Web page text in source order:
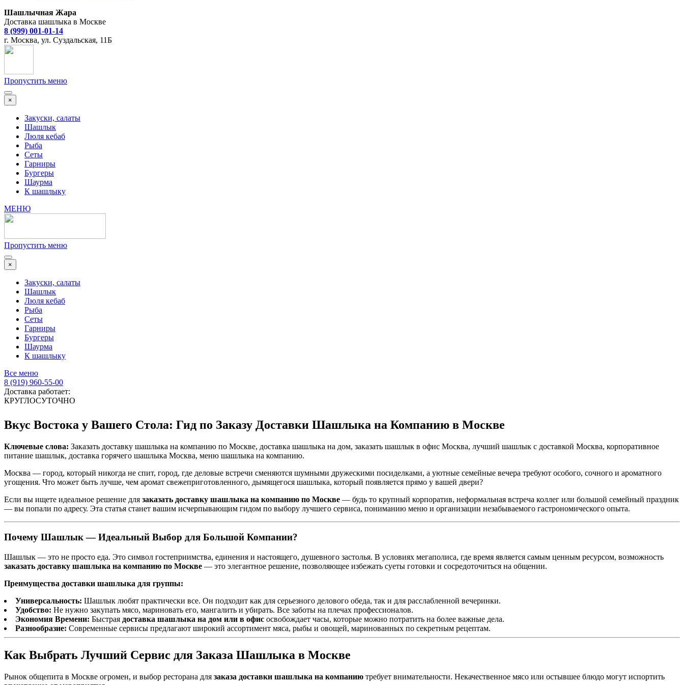
Шашлычная Жара
Доставка шашлыка в Москве
8 (999) 001-01-14
г. Москва, ул. Суздальская, 11Б
Пропустить меню
×
Закуски, салаты
Шашлык
Люля кебаб
Рыба
Сеты
Гарниры
Бургеры
Шаурма
К шашлыку
МЕНЮ
Пропустить меню
×
Закуски, салаты
Шашлык
Люля кебаб
Рыба
Сеты
Гарниры
Бургеры
Шаурма
К шашлыку
Все меню
8 (919) 960-55-00
Доставка работает:
КРУГЛОСУТОЧНО
Вкус Востока у Вашего Стола: Гид по Заказу Доставки Шашлыка на Компанию в Москве
Ключевые слова: Заказать доставку шашлыка на компанию по Москве, доставка шашлыка на дом, заказать шашлык в офис Москва, лучший шашлык с доставкой Москва, корпоративное
питание шашлык, доставка горячего шашлыка Москва, меню шашлыка на компанию.
Москва — город, который никогда не спит, город, где деловые встречи сменяются шумными дружескими посиделками, а уютные семейные вечера требуют особого, сочного и ароматного
угощения. Что может быть лучше, чем аромат свежеприготовленного, дымящегося шашлыка, который появляется прямо у вашей двери?
Если вы ищете идеальное решение для заказать доставку шашлыка на компанию по Москве — будь то крупный корпоратив, неформальная встреча коллег или большой семейный праздник
— вы попали по адресу. Эта статья станет вашим исчерпывающим гидом по выбору лучшего сервиса, пониманию меню и организации незабываемого гастрономического опыта.
Почему Шашлык — Идеальный Выбор для Большой Компании?
Шашлык — это не просто еда. Это символ гостеприимства, единения и настоящего, душевного застолья. В условиях мегаполиса, где время является самым ценным ресурсом, возможность
заказать доставку шашлыка на компанию по Москве — это элегантное решение, позволяющее избежать суеты готовки и сосредоточиться на общении.
Преимущества доставки шашлыка для группы:
Универсальность: Шашлык любят практически все. Он подходит как для серьезного делового обеда, так и для расслабленной вечеринки.
Удобство: Не нужно закупать мясо, мариновать его, мангалить и убирать. Все заботы на плечах профессионалов.
Экономия Времени: Быстрая доставка шашлыка на дом или в офис освобождает часы, которые можно потратить на более важные дела.
Разнообразие: Современные сервисы предлагают широкий ассортимент мяса, рыбы и овощей, маринованных по секретным рецептам.
Как Выбрать Лучший Сервис для Заказа Шашлыка в Москве
Рынок общепита в Москве огромен, и выбор ресторана для заказа доставки шашлыка на компанию требует внимательности. Некачественное мясо или остывшее блюдо могут испортить